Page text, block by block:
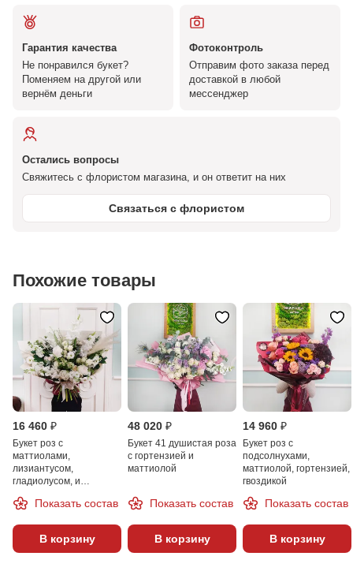
Гарантия качества
Не понравился букет?
Поменяем на другой или
вернём деньги
Фотоконтроль
Отправим фото заказа перед
доставкой в любой
мессенджер
Остались вопросы
Свяжитесь с флористом магазина, и он ответит на них
Связаться с флористом
Похожие товары
16 460 ₽
Букет роз с
маттиолами,
лизиантусом,
гладиолусом, и
гвоздикой
Показать состав
В корзину
48 020 ₽
Букет 41 душистая роза
с гортензией и
маттиолой
Показать состав
В корзину
14 960 ₽
Букет роз с
подсолнухами,
маттиолой, гортензией,
гвоздикой
Показать состав
В корзину